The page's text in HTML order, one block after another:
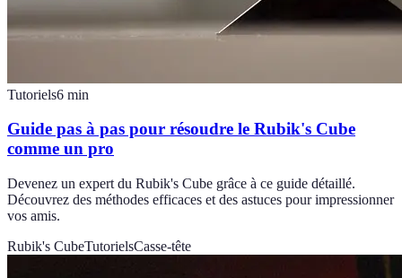
Tutoriels6 min
Guide pas à pas pour résoudre le Rubik's Cube
comme un pro
Devenez un expert du Rubik's Cube grâce à ce guide détaillé.
Découvrez des méthodes efficaces et des astuces pour impressionner
vos amis.
Rubik's CubeTutorielsCasse-tête